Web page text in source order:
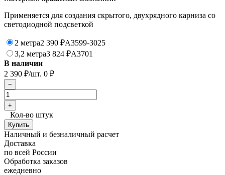
Применяется для создания скрытого, двухрядного карниза со
светодиодной подсветкой
2 метра2 390 ₽A3599-3025
3,2 метра3 824 ₽A3701
В наличии
2 390 ₽/шт. 0 ₽
Кол-во штук
Наличный и безналичный расчет
Доставка
по всей России
Обработка заказов
ежедневно